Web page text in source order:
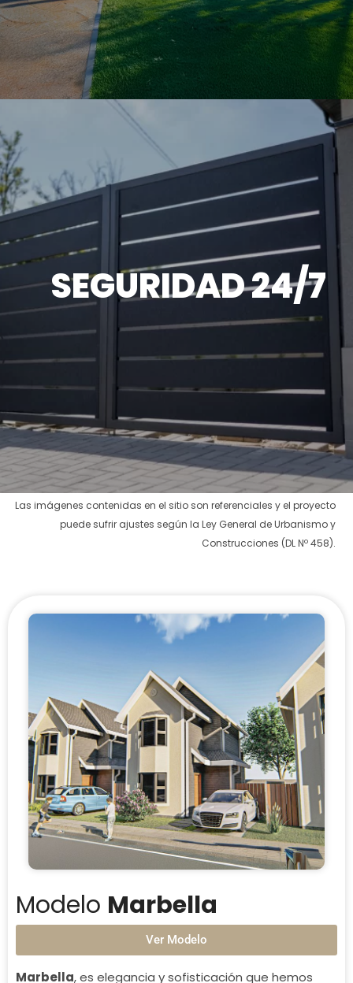
SEGURIDAD 24/7
Las imágenes contenidas en el sitio son referenciales y el proyecto
puede sufrir ajustes según la Ley General de Urbanismo y
Construcciones (DL Nº 458).
Modelo Marbella
Ver Modelo
Marbella, es elegancia y sofisticación que hemos